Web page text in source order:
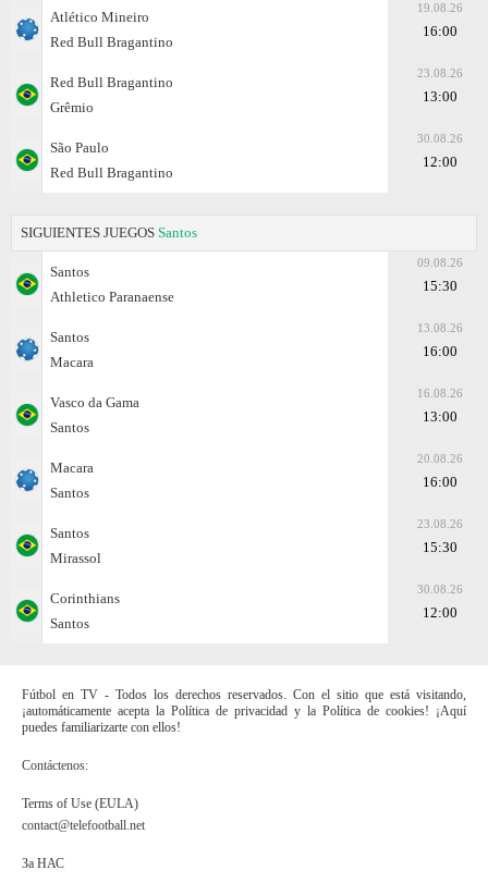
Atlético Mineiro
Red Bull Bragantino
19.08.26
16:00
Red Bull Bragantino
Grêmio
23.08.26
13:00
São Paulo
Red Bull Bragantino
30.08.26
12:00
SIGUIENTES JUEGOS Santos
Santos
Athletico Paranaense
09.08.26
15:30
Santos
Macara
13.08.26
16:00
Vasco da Gama
Santos
16.08.26
13:00
Macara
Santos
20.08.26
16:00
Santos
Mirassol
23.08.26
15:30
Corinthians
Santos
30.08.26
12:00
Fútbol en TV - Todos los derechos reservados. Con el sitio que está visitando,
¡automáticamente acepta la Política de privacidad y la Política de cookies! ¡Aquí
puedes familiarizarte con ellos!
Contáctenos:
Terms of Use (EULA)
contact@telefootball.net
За НАС